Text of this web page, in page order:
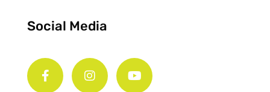
Social Media
a
c
n
s
o
u